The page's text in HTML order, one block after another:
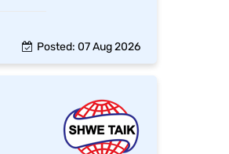
Posted: 07 Aug 2026